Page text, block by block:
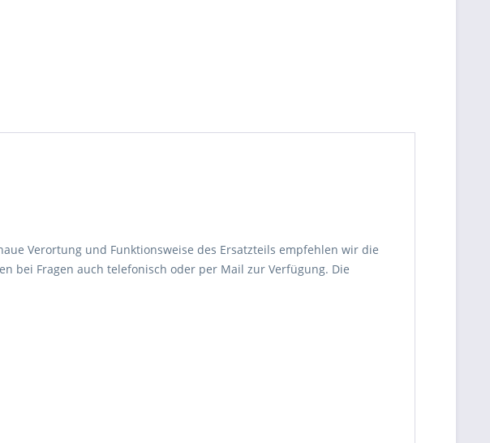
Verortung und Funktionsweise des Ersatzteils empfehlen wir die
bei Fragen auch telefonisch oder per Mail zur Verfügung. Die